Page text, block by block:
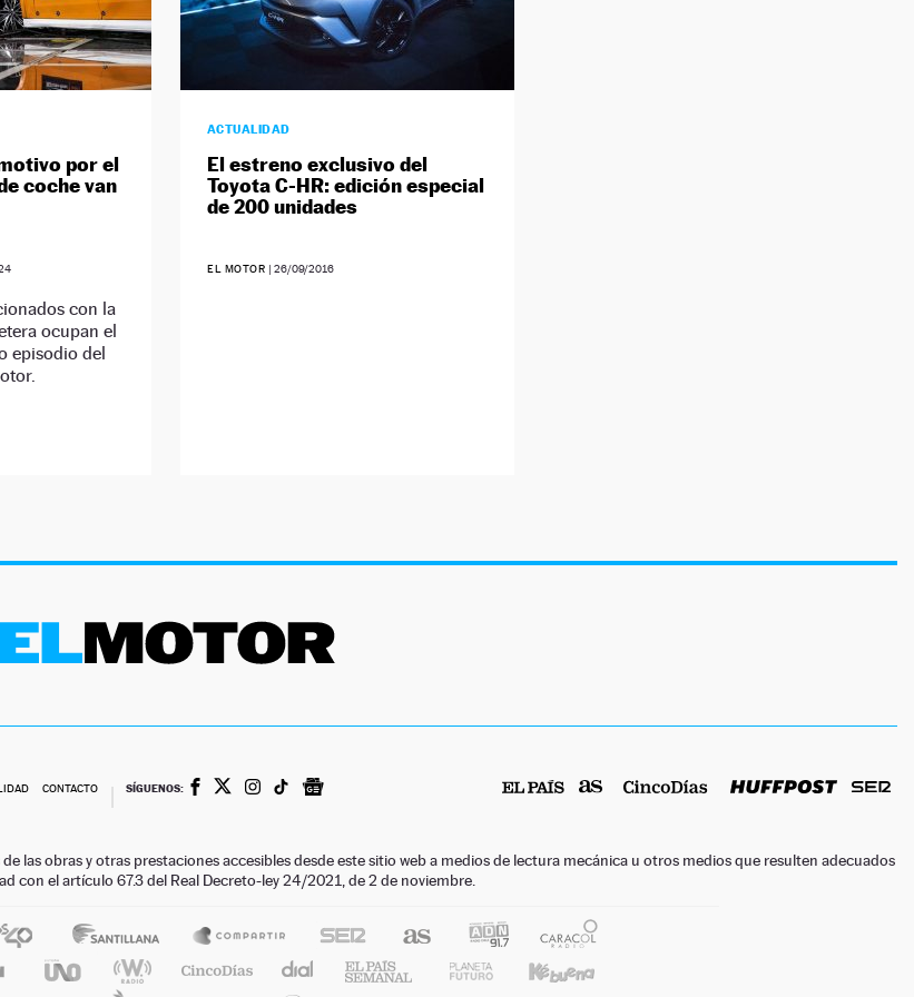
por el
coche van
con la
ocupan el
episodio del
ACTUALIDAD
El estreno exclusivo del
Toyota C-HR: edición especial
de 200 unidades
EL MOTOR | 26/09/2016
CONTACTO SÍGUENOS:
las obras y otras prestaciones accesibles desde este sitio web a medios de lectura mecánica u otros medios que resulten adecuados
con el artículo 67.3 del Real Decreto-ley 24/2021, de 2 de noviembre.